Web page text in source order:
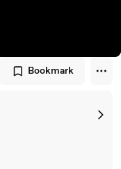
Bookmark